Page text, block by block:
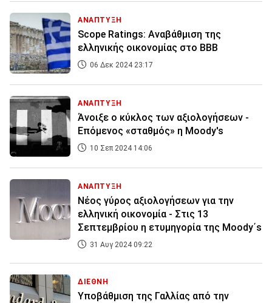
ΑΝΑΠΤΥΞΗ
Scope Ratings: Αναβάθμιση της
ελληνικής οικονομίας στο ΒΒΒ
06 Δεκ 2024 23:17
ΑΝΑΠΤΥΞΗ
Άνοιξε ο κύκλος των αξιολογήσεων -
Επόμενος «σταθμός» η Moody's
10 Σεπ 2024 14:06
ΑΝΑΠΤΥΞΗ
Νέος γύρος αξιολογήσεων για την
ελληνική οικονομία - Στις 13
Σεπτεμβρίου η ετυμηγορία της Moody΄s
31 Αυγ 2024 09:22
ΔΙΕΘΝΗ
Υποβάθμιση της Γαλλίας από την